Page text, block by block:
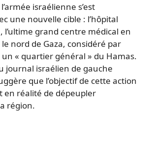
israélienne s’est
une nouvelle cible : l’hôpital
l’ultime grand centre médical en
nord de Gaza, considéré par
« quartier général » du Hamas.
journal israélien de gauche
que l’objectif de cette action
en réalité de dépeupler
région.